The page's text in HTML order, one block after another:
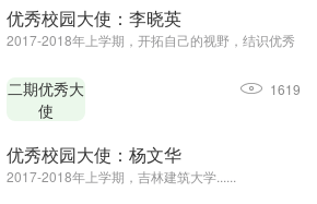
优秀校园大使：李晓英
2017-2018年上学期，开拓自己的视野，结识优秀
二期优秀大
使
1619
优秀校园大使：杨文华
2017-2018年上学期，吉林建筑大学......